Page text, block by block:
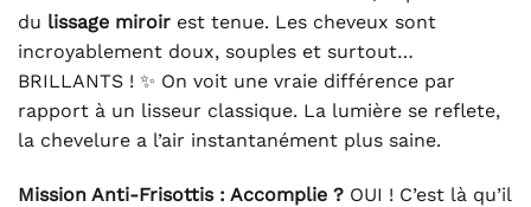
du lissage miroir est tenue. Les cheveux sont
incroyablement doux, souples et surtout…
BRILLANTS ! ✨ On voit une vraie différence par
rapport à un lisseur classique. La lumière se reflete,
la chevelure a l’air instantanément plus saine.
Mission Anti-Frisottis : Accomplie ? OUI ! C’est là qu’il